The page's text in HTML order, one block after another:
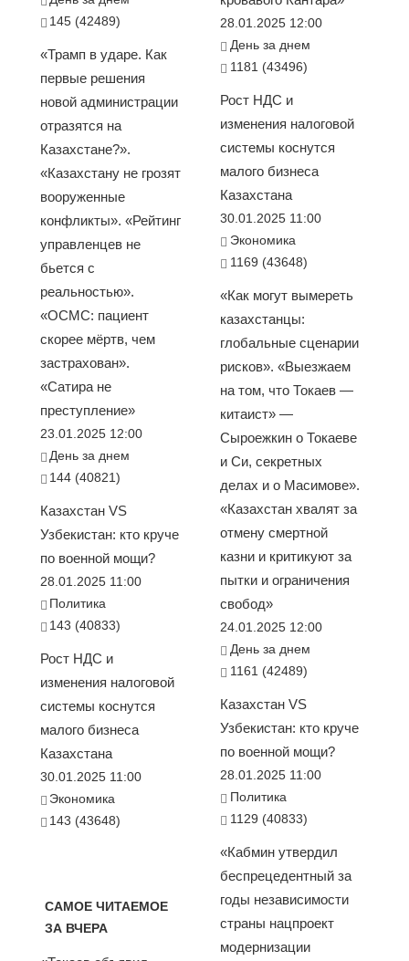
145 (42489)
«Трамп в ударе. Как
первые решения
новой администрации
отразятся на
Казахстане?».
«Казахстану не грозят
вооруженные
конфликты». «Рейтинг
управленцев не
бьется с
реальностью».
«ОСМС: пациент
скорее мёртв, чем
застрахован».
«Сатира не
преступление»
23.01.2025 12:00
День за днем
144 (40821)
Казахстан VS
Узбекистан: кто круче
по военной мощи?
28.01.2025 11:00
Политика
143 (40833)
Рост НДС и
изменения налоговой
системы коснутся
малого бизнеса
Казахстана
30.01.2025 11:00
Экономика
143 (43648)
САМОЕ ЧИТАЕМОЕ
ЗА ВЧЕРА
28.01.2025 12:00
День за днем
1181 (43496)
Рост НДС и
изменения налоговой
системы коснутся
малого бизнеса
Казахстана
30.01.2025 11:00
Экономика
1169 (43648)
«Как могут вымереть
казахстанцы:
глобальные сценарии
рисков». «Выезжаем
на том, что Токаев —
китаист» —
Сыроежкин о Токаеве
и Си, секретных
делах и о Масимове».
«Казахстан хвалят за
отмену смертной
казни и критикуют за
пытки и ограничения
свобод»
24.01.2025 12:00
День за днем
1161 (42489)
Казахстан VS
Узбекистан: кто круче
по военной мощи?
28.01.2025 11:00
Политика
1129 (40833)
«Кабмин утвердил
беспрецедентный за
годы независимости
страны нацпроект
модернизации